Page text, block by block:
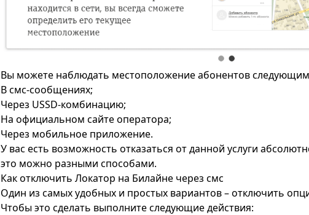
Вы можете наблюдать местоположение абонентов
В смс-сообщениях;
Через USSD-комбинацию;
На официальном сайте оператора;
Через мобильное приложение.
У вас есть возможность отказаться от данной услуги
это можно разными способами.
Как отключить Локатор на Билайне через смс
Один из самых удобных и простых вариантов – отключить
Чтобы это сделать выполните следующие действия: